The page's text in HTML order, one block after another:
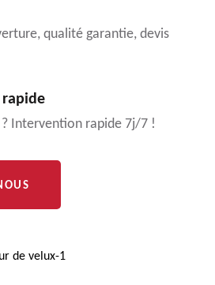
qualité garantie, devis
Intervention rapide 7j/7 !